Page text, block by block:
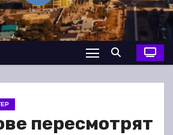
пересмотрят